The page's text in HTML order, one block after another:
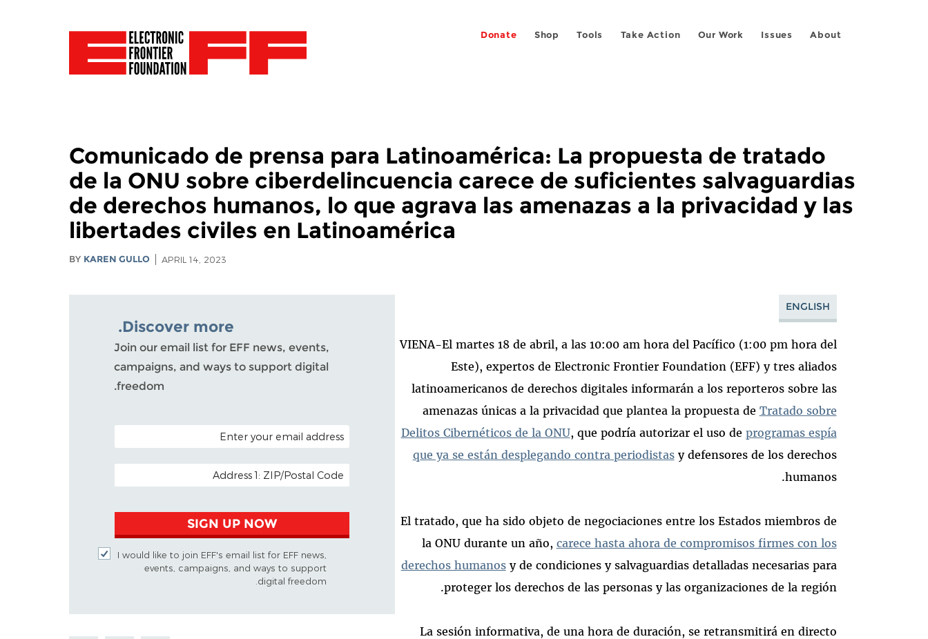
About
Issues
Our Work
Take Action
Tools
Shop
Donate
Comunicado de prensa para Latinoamérica: La propuesta de tratado
de la ONU sobre ciberdelincuencia carece de suficientes salvaguardias
de derechos humanos, lo que agrava las amenazas a la privacidad y las
libertades civiles en Latinoamérica
BY KAREN GULLO APRIL 14, 2023
ENGLISH
VIENA-El martes 18 de abril, a las 10:00 am hora del Pacífico (1:00 pm hora del
Este), expertos de Electronic Frontier Foundation (EFF) y tres aliados
latinoamericanos de derechos digitales informarán a los reporteros sobre las
amenazas únicas a la privacidad que plantea la propuesta de Tratado sobre
Delitos Cibernéticos de la ONU, que podría autorizar el uso de programas espía
que ya se están desplegando contra periodistasy defensores de los derechos
humanos.
El tratado, que ha sido objeto de negociaciones entre los Estados miembros de
la ONU durante un año, carece hasta ahora de compromisos firmes con los
derechos humanosy de condiciones y salvaguardias detalladas necesarias para
proteger los derechos de las personas y las organizaciones de la región.
La sesión informativa, de una hora de duración, se retransmitirá en directo
Discover more.
Join our email list for EFF news, events,
campaigns, and ways to support digital
freedom.
POSTAL CODE (OPTIONAL)
EMAIL ADDRESS
SIGN UP NOW
I would like to join EFF's email list for EFF news,
events, campaigns, and ways to support
digital freedom.